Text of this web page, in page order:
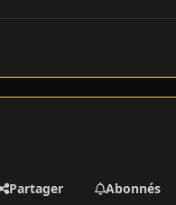
Partager Abonnés